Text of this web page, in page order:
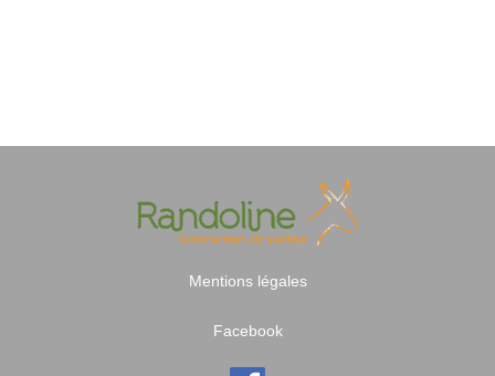
Mentions légales
Facebook